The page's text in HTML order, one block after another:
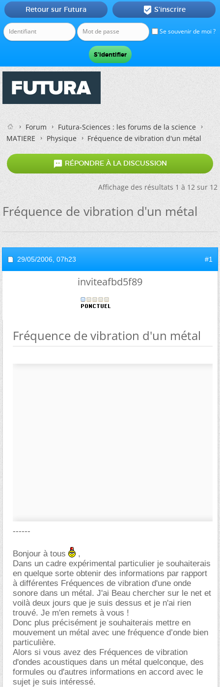
Se souvenir de moi ?
Retour sur Futura  S'inscrire
Forum
Futura-Sciences : les forums de la science
MATIERE
Physique Fréquence de vibration d'un métal
 RÉPONDRE À LA DISCUSSION
Affichage des résultats 1 à 12 sur 12
Fréquence de vibration d'un métal
29/05/2006, 07h23 #1
inviteafbd5f89
Fréquence de vibration d'un métal
------
Bonjour à tous
,
Dans un cadre expérimental particulier je souhaiterais
en quelque sorte obtenir des informations par rapport
à différentes Fréquences de vibration d'une onde
sonore dans un métal. J'ai Beau chercher sur le net et
voilà deux jours que je suis dessus et je n'ai rien
trouvé. Je m'en remets à vous !
Donc plus précisément je souhaiterais mettre en
mouvement un métal avec une fréquence d’onde bien
particulière.
Alors si vous avez des Fréquences de vibration
d'ondes acoustiques dans un métal quelconque, des
formules ou d'autres informations en accord avec le
sujet je suis intéressé.